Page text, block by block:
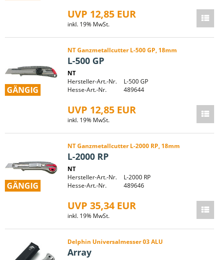
UVP 12,85 EUR
inkl. 19% MwSt.
GÄNGIG
NT Ganzmetallcutter L-500 GP, 18mm
L-500 GP
NT
Hersteller-Art.-Nr.
L-500 GP
Hesse-Art.-Nr.
489644
UVP 12,85 EUR
inkl. 19% MwSt.
GÄNGIG
NT Ganzmetallcutter L-2000 RP, 18mm
L-2000 RP
NT
Hersteller-Art.-Nr.
L-2000 RP
Hesse-Art.-Nr.
489646
UVP 35,34 EUR
inkl. 19% MwSt.
Delphin Universalmesser 03 ALU
Array